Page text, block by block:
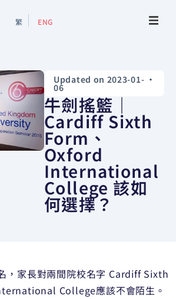
繁 ENG
Guide
Info
Updated on 2023-01-
06
•
牛劍搖籃｜
Cardiff Sixth
Form、
Oxford
International
College 該如
何選擇？
，家長對兩間院校名字 Cardiff Sixth
College應該不會陌生。